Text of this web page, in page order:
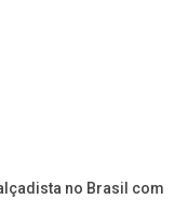
no Brasil com